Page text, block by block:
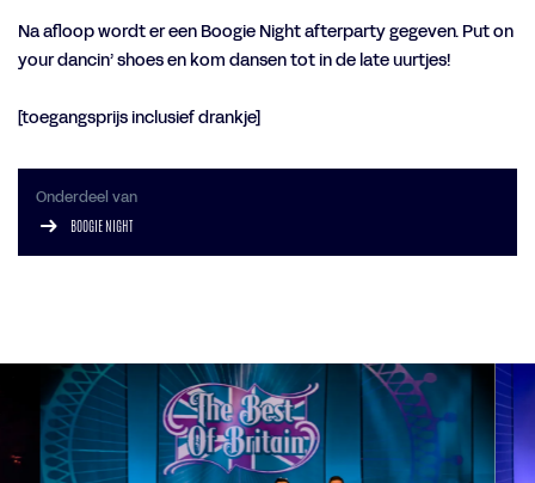
Na afloop wordt er een Boogie Night afterparty gegeven. Put on
your dancin’ shoes en kom dansen tot in de late uurtjes!
[toegangsprijs inclusief drankje]
Onderdeel van
BOOGIE NIGHT
Overslaan